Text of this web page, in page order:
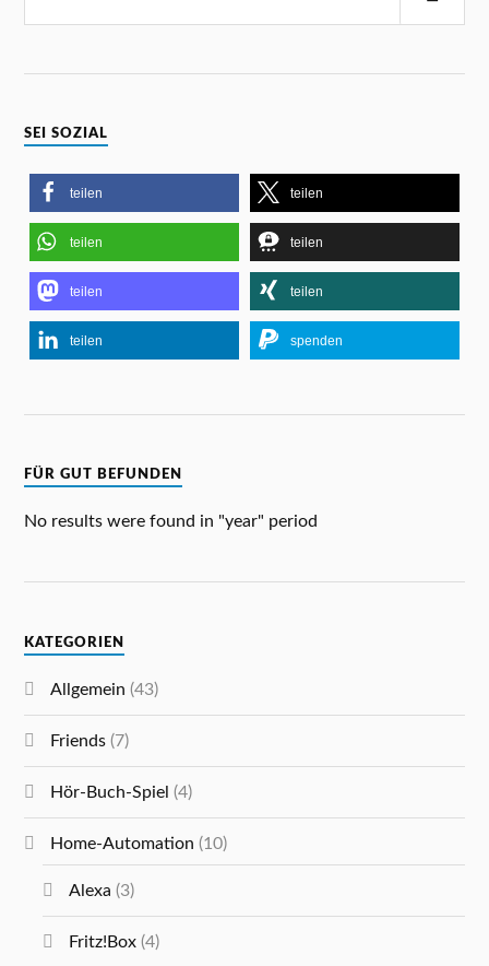
SEI SOZIAL
teilen teilen
teilen teilen
teilen teilen
teilen spenden
FÜR GUT BEFUNDEN
No results were found in "year" period
KATEGORIEN
Allgemein (43)
Friends (7)
Hör-Buch-Spiel (4)
Home-Automation (10)
Alexa (3)
Fritz!Box(4)